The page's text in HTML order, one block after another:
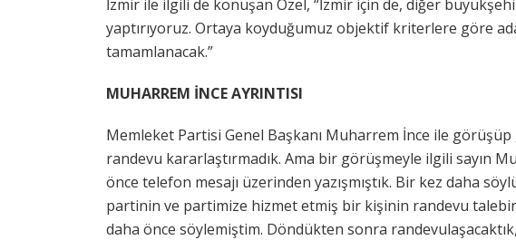
İzmir ile ilgili de konuşan Özel, “İzmir için de, diğer
yaptırıyoruz. Ortaya koyduğumuz objektif kriterlere göre
tamamlanacak.”
MUHARREM İNCE AYRINTISI
Memleket Partisi Genel Başkanı Muharrem İnce ile
randevu kararlaştırmadık. Ama bir görüşmeyle ilgili sayın
önce telefon mesajı üzerinden yazışmıştık. Bir kez daha
partinin ve partimize hizmet etmiş bir kişinin randevu
daha önce söylemiştim. Döndükten sonra randevulaşacaktık,